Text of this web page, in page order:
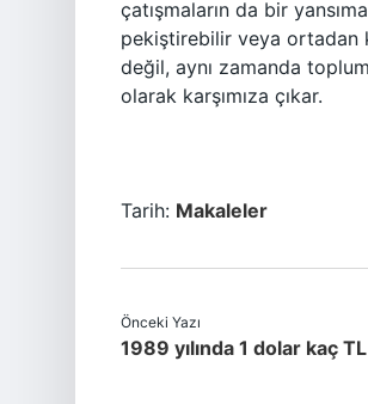
çatışmaların da bir
pekiştirebilir veya ortadan
değil, aynı zamanda
olarak karşımıza çıkar.
Tarih: Makaleler
Önceki Yazı
1989 yılında 1 dolar kaç